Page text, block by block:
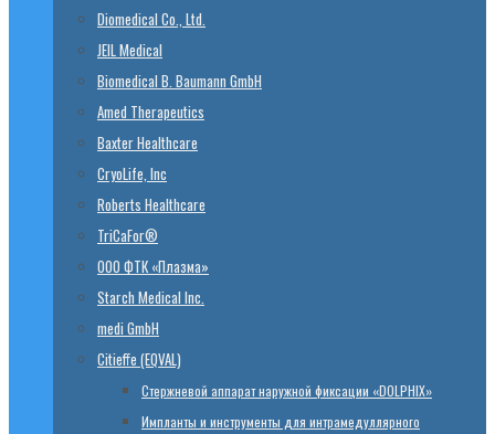
Diomedical Co., Ltd.
JEIL Medical
Biomedical B. Baumann GmbH
Amed Therapeutics
Baxter Healthcare
CryoLife, Inc
Roberts Healthcare
TriCaFor®
ООО ФТК «Плазма»
Starch Medical Inc.
medi GmbH
Citieffe (EQVAL)
Стержневой аппарат наружной фиксации «DOLPHIX»
Импланты и инструменты для интрамедуллярного